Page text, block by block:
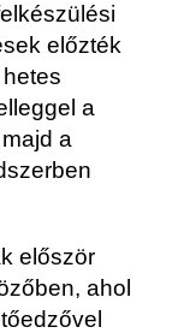
előzték
a
a
először
ahol